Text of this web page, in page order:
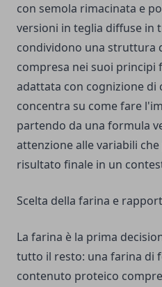
con semola rimacinata e
versioni in teglia diffuse in
condividono una struttura
compresa nei suoi principi
adattata con cognizione di
concentra su come fare
partendo da una formula
attenzione alle variabili
risultato finale in un
Scelta della farina e
La farina è la prima
tutto il resto: una farina di
contenuto proteico